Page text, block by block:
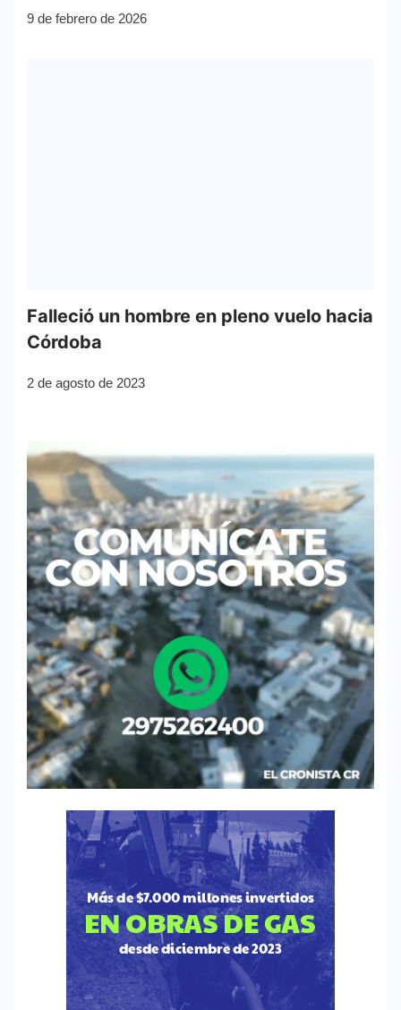
9 de febrero de 2026
Falleció un hombre en pleno vuelo hacia
Córdoba
2 de agosto de 2023